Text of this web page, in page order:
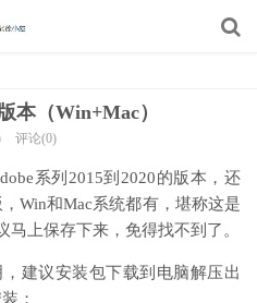
本（Win+Mac）
评论(0)
系列2015到2020的版本，还
Win和Mac系统都有，堪称这是
上保存下来，免得找不到了。
建议安装包下载到电脑解压出
；